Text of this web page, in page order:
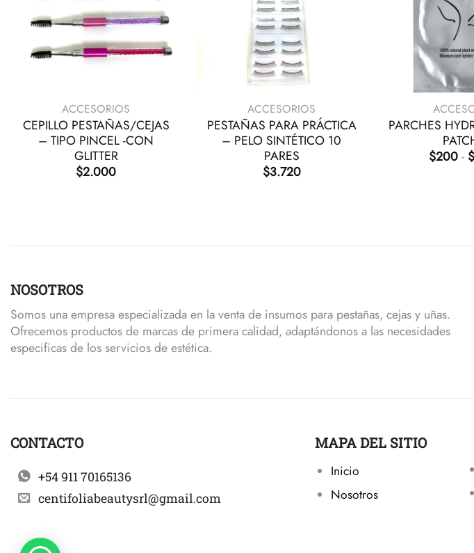
ACCESORIOS
CEPILLO PESTAÑAS/CEJAS
– TIPO PINCEL -CON
GLITTER
$2.000
ACCESORIOS
PESTAÑAS PARA PRÁCTICA
– PELO SINTÉTICO 10
PARES
$3.720
PARCHES
$200- $
NOSOTROS
Somos una empresa especializada en la venta de insumos para pestañas, cejas y uñas.
Ofrecemos productos de marcas de primera calidad, adaptándonos a las necesidades
especificas de los servicios de estética.
CONTACTO
+54 911 70165136
centifoliabeautysrl@gmail.com
MAPA DEL SITIO
Inicio
Nosotros